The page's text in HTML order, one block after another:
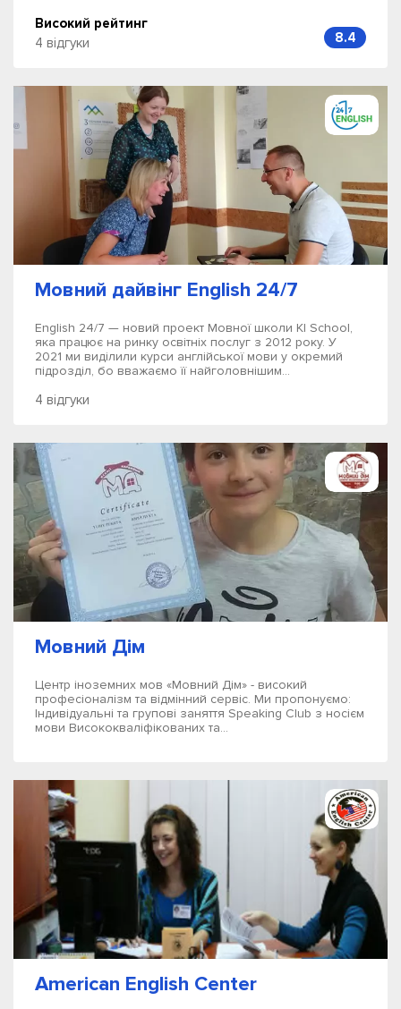
Високий рейтинг
4 відгуки
8.4
Мовний дайвінг English 24/7
English 24/7 — новий проект Мовної школи KI School,
яка працює на ринку освітніх послуг з 2012 року. У
2021 ми виділили курси англійської мови у окремий
підрозділ, бо вважаємо її найголовнішим...
4 відгуки
Мовний Дім
Центр іноземних мов «Мовний Дім» - високий
професіоналізм та відмінний сервіс. Ми пропонуємо:
Індивідуальні та групові заняття Speaking Club з носієм
мови Висококваліфікованих та...
American English Center